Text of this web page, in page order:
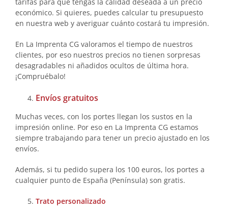
económico. Si quieres, puedes calcular tu presupuesto
en nuestra web y averiguar cuánto costará tu impresión.
En La Imprenta CG valoramos el tiempo de nuestros
clientes, por eso nuestros precios no tienen sorpresas
desagradables ni añadidos ocultos de última hora.
¡Compruébalo!
Envíos gratuitos
Muchas veces, con los portes llegan los sustos en la
impresión online. Por eso en La Imprenta CG estamos
siempre trabajando para tener un precio ajustado en los
envíos.
Además, si tu pedido supera los 100 euros, los portes a
cualquier punto de España (Península) son gratis.
Trato personalizado